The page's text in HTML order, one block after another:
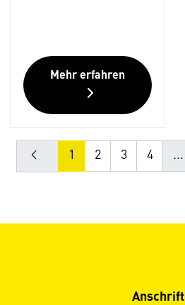
Mehr erfahren
1 2 3 4 ...
Anschrift